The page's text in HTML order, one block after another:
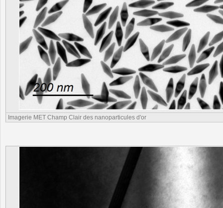
Imagerie MET Champ Clair des nanoparticules d'or